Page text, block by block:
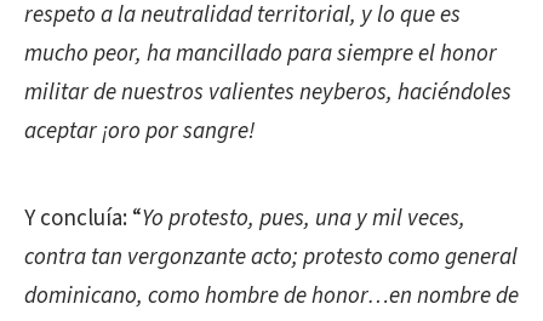
respeto a la neutralidad territorial, y lo que es
mucho peor, ha mancillado para siempre el honor
militar de nuestros valientes neyberos, haciéndoles
aceptar ¡oro por sangre!
Y concluía: “Yo protesto, pues, una y mil veces,
contra tan vergonzante acto; protesto como general
dominicano, como hombre de honor…en nombre de